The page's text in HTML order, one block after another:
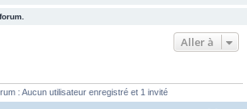
Aller à
: Aucun utilisateur enregistré et 1 invité